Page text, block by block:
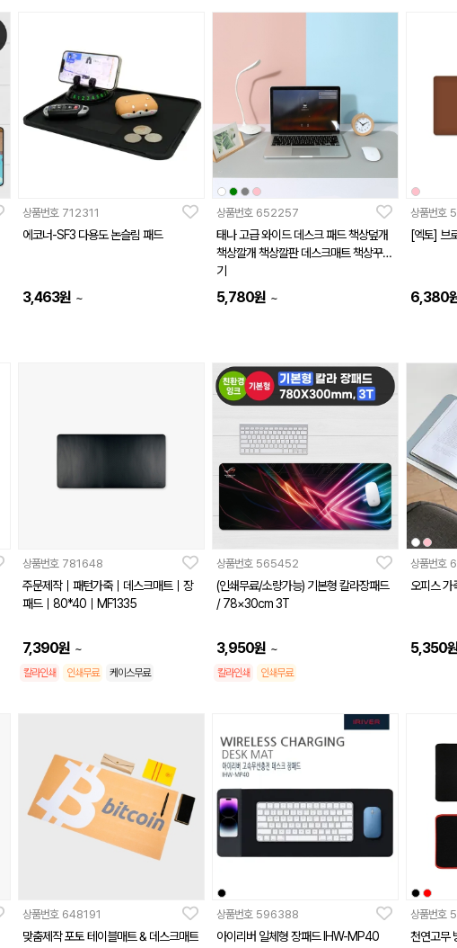
상품번호 712311
에코너-SF3 다용도 논슬림 패드
3,463원 ~
상품번호 652257
태나 고급 와이드 데스크 패드 책상덮개
책상깔개 책상깔판 데스크매트 책상꾸미
기
5,780원 ~
상품번호
[엑토] 브
6,380
상품번호 781648
주문제작｜패턴가죽｜데스크매트｜장
패드｜80*40｜MF1335
7,390원 ~
칼라인쇄 인쇄무료 케이스무료
상품번호 565452
(인쇄무료/소량가능) 기본형 칼라장패드
/ 78×30cm 3T
3,950원 ~
칼라인쇄 인쇄무료
상품번호
오피스 가
5,350
상품번호 648191
맞춤제작 포토 테이블매트 & 데스크매트
상품번호 596388
아이리버 일체형 장패드 IHW-MP40
상품번호
천연고무